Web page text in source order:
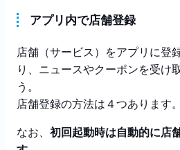
アプリ内で店舗登録
店舗（サービス）をアプリに登
り、ニュースやクーポンを受け
う。
店舗登録の方法は４つあります。
なお、 初回起動時は自動的に店